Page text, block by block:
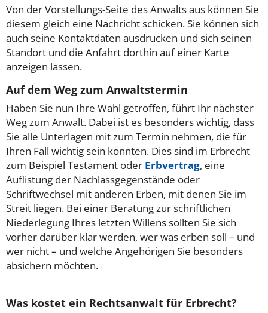
Von der Vorstellungs-Seite des Anwalts aus können Sie
diesem gleich eine Nachricht schicken. Sie können sich
auch seine Kontaktdaten ausdrucken und sich seinen
Standort und die Anfahrt dorthin auf einer Karte
anzeigen lassen.
Auf dem Weg zum Anwaltstermin
Haben Sie nun Ihre Wahl getroffen, führt Ihr nächster
Weg zum Anwalt. Dabei ist es besonders wichtig, dass
Sie alle Unterlagen mit zum Termin nehmen, die für
Ihren Fall wichtig sein könnten. Dies sind im Erbrecht
zum Beispiel Testament oder Erbvertrag, eine
Auflistung der Nachlassgegenstände oder
Schriftwechsel mit anderen Erben, mit denen Sie im
Streit liegen. Bei einer Beratung zur schriftlichen
Niederlegung Ihres letzten Willens sollten Sie sich
vorher darüber klar werden, wer was erben soll – und
wer nicht – und welche Angehörigen Sie besonders
absichern möchten.
Was kostet ein Rechtsanwalt für Erbrecht?